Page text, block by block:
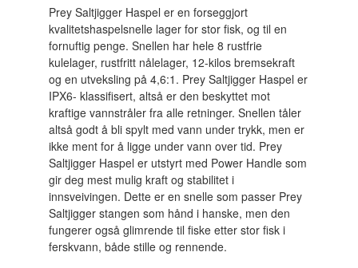
Prey Saltjigger Haspel er en forseggjort
kvalitetshaspelsnelle lager for stor fisk, og til en
fornuftig penge. Snellen har hele 8 rustfrie
kulelager, rustfritt nålelager, 12-kilos bremsekraft
og en utveksling på 4,6:1. Prey Saltjigger Haspel er
IPX6- klassifisert, altså er den beskyttet mot
kraftige vannstråler fra alle retninger. Snellen tåler
altså godt å bli spylt med vann under trykk, men er
ikke ment for å ligge under vann over tid. Prey
Saltjigger Haspel er utstyrt med Power Handle som
gir deg mest mulig kraft og stabilitet i
innsveivingen. Dette er en snelle som passer Prey
Saltjigger stangen som hånd i hanske, men den
fungerer også glimrende til fiske etter stor fisk i
ferskvann, både stille og rennende.